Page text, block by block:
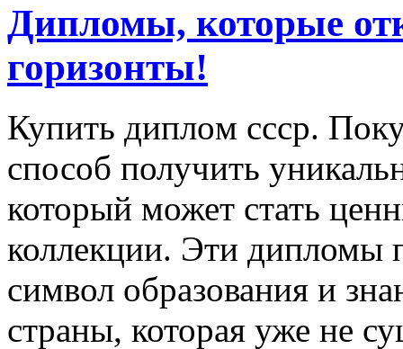
Дипломы, которые
горизонты!
Купить диплoм ссср.
способ получить
который может стать
коллекции. Эти дипломы
символ образования и
страны, которая уже не